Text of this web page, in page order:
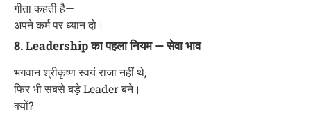
गीता कहती है—
अपने कर्म पर ध्यान दो।
8. Leadership का पहला नियम — सेवा भाव
भगवान श्रीकृष्ण स्वयं राजा नहीं थे,
फिर भी सबसे बड़े Leader बने।
क्यों?